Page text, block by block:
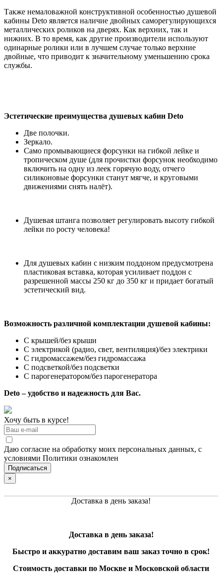
Также немаловажной конструктивной особенностью душевой
кабины Deto является наличие двойных саморегулирующихся
металлических роликов на дверях. Как верхних, так и
нижних. В то время, как другие производители используют
одинарные ролики или в лучшем случае только верхние
двойные, что приводит к значительному уменьшению срока
службы.
Эстетические преимущества душевых кабин Deto
Две полочки.
Зеркало.
Само промывающиеся форсунки на гибкой лейке и
тропическом душе (для прочистки форсунок необходимо
включить на одну из леек горячую воду, отчего
силиконовые форсунки станут мягче, и круговыми
движениями снять налёт).
Душевая штанга позволяет регулировать высоту гибкой
лейки по росту человека!
Для душевых кабин с низким поддоном предусмотрена
пластиковая вставка, которая усиливает поддон с
разрешенной массы 250 кг до 350 кг и придает богатый
эстетический вид.
Возможность различной комплектации душевой кабины:
С крышей/без крыши
С электрикой (радио, свет, вентиляция)/без электрики
С гидромассажем/без гидромассажа
С подсветкой/без подсветки
С парогенератором/без парогенератора
Deto – удобство и надежность для Вас.
Хочу быть в курсе!
Даю согласие на обработку моих персональных данных, с
условиями Политики ознакомлен
×
Доставка в день заказа!
Доставка в день заказа!
Быстро и аккуратно доставим ваш заказ точно в срок!
Стоимость доставки по Москве и Московской области